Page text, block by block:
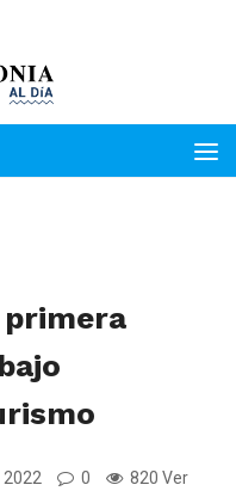
2022 0 820 Ver